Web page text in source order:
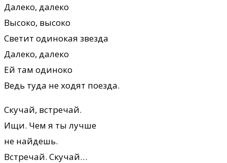
Далеко, далеко
Высоко, высоко
Светит одинокая звезда
Далеко, далеко
Ей там одиноко
Ведь туда не ходят поезда.
Скучай, встречай.
Ищи. Чем я ты лучше
не найдешь.
Встречай. Скучай…